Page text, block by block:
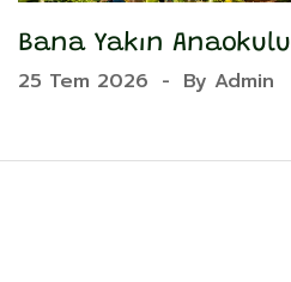
Bana Yakın Anaokulu
25 Tem 2026 - By Admin